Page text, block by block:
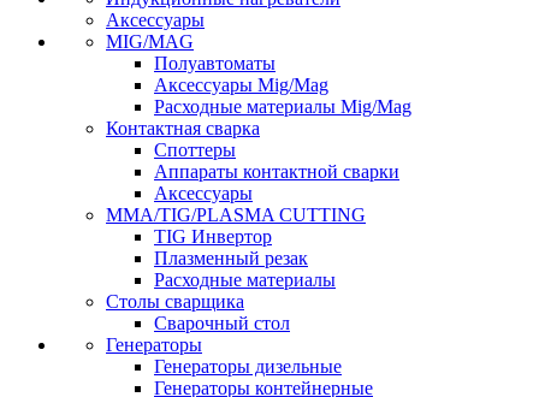
Аксессуары
MIG/MAG
Полуавтоматы
Аксессуары Mig/Mag
Расходные материалы Mig/Mag
Контактная сварка
Споттеры
Аппараты контактной сварки
Аксессуары
MMA/TIG/PLASMA CUTTING
TIG Инвертор
Плазменный резак
Расходные материалы
Столы сварщика
Сварочный стол
Генераторы
Генераторы дизельные
Генераторы контейнерные